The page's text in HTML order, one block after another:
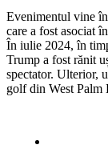
Evenimentul vine
care a fost asociat
În iulie 2024, în
Trump a fost rănit
spectator. Ulterior,
golf din West Palm